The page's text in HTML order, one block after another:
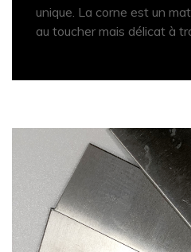
unique. La corne est un
au toucher mais délicat à